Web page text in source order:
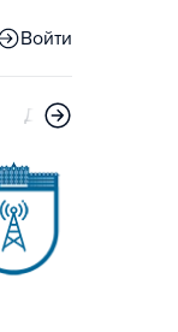
Войти
Дни открытых